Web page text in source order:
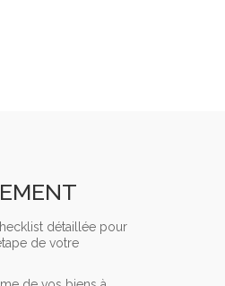
détaillée pour
de votre